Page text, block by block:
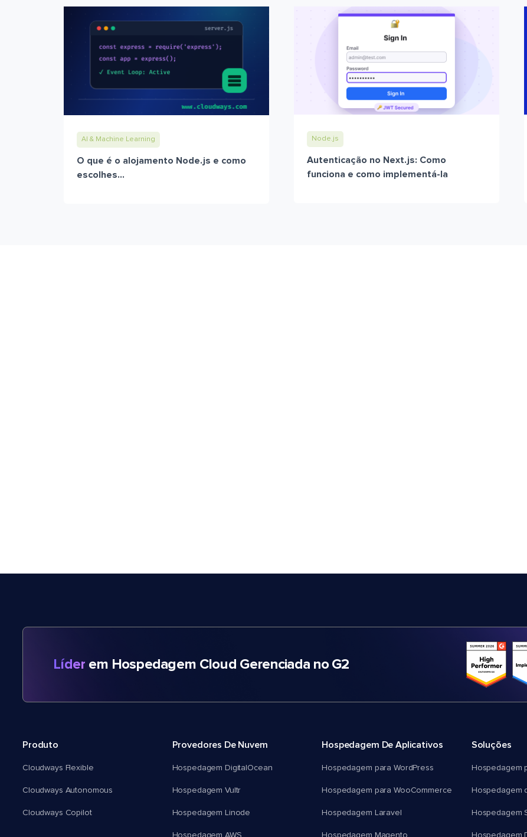
AI & Machine Learning
O que é o alojamento Node.js e como
escolhes...
Node.js
Autenticação no Next.js: Como
funciona e como implementá-la
Líder em Hospedagem Cloud Gerenciada no G2
Produto
Cloudways Flexible
Cloudways Autonomous
Cloudways Copilot
Provedores De Nuvem
Hospedagem DigitalOcean
Hospedagem Vultr
Hospedagem Linode
Hospedagem De Aplicativos
Hospedagem para WordPress
Hospedagem para WooCommerce
Hospedagem Laravel
Soluções
Hospedagem
Hospedagem
Hospedagem